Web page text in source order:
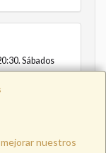
nuestros
Sábados
625